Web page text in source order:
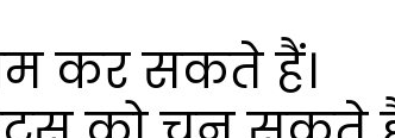
कर सकते हैं।